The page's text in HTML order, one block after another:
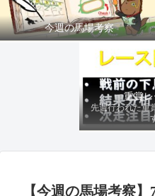
今週の馬場考察
重賞
先週行われた重
【今週の馬場考察